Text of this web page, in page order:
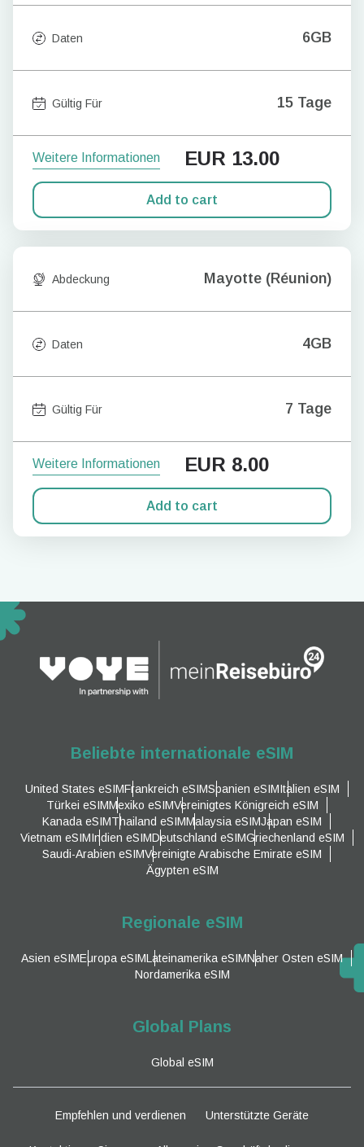
Daten 6GB
Gültig Für 15 Tage
Weitere Informationen EUR 13.00
Add to cart
Abdeckung Mayotte (Réunion)
Daten 4GB
Gültig Für 7 Tage
Weitere Informationen EUR 8.00
Add to cart
Beliebte internationale eSIM
United States eSIMFrankreich eSIMSpanien eSIMItalien eSIM
Türkei eSIMMexiko eSIMVereinigtes Königreich eSIM
Kanada eSIMThailand eSIMMalaysia eSIMJapan eSIM
Vietnam eSIMIndien eSIMDeutschland eSIMGriechenland eSIM
Saudi-Arabien eSIMVereinigte Arabische Emirate eSIM
Ägypten eSIM
Regionale eSIM
Asien eSIMEuropa eSIMLateinamerika eSIMNaher Osten eSIM
Nordamerika eSIM
Global Plans
Global eSIM
Empfehlen und verdienen Unterstützte Geräte